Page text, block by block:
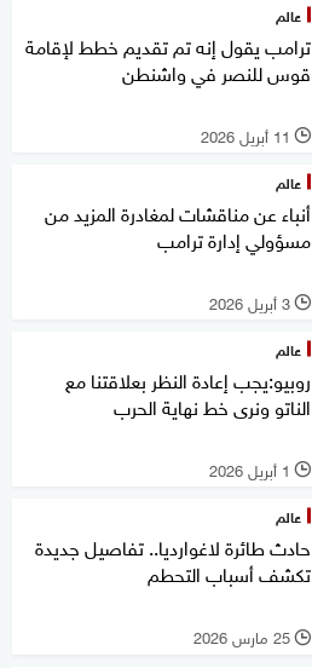
عالم
ترامب يقول إنه تم تقديم خطط لإقامة
قوس للنصر في واشنطن
l 11 أبريل 2026
عالم
أنباء عن مناقشات لمغادرة المزيد من
مسؤولي إدارة ترامب
l 3 أبريل 2026
عالم
روبيو:يجب إعادة النظر بعلاقتنا مع
الناتو ونرى خط نهاية الحرب
l 1 أبريل 2026
عالم
حادث طائرة لاغوارديا.. تفاصيل جديدة
تكشف أسباب التحطم
l 25 مارس 2026